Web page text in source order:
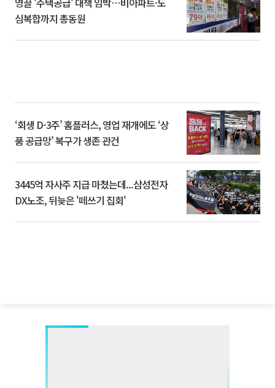
심복합까지 총동원
‘회생 D-3주’ 홈플러스, 영업 재개에도 ‘상
품 공급망’ 복구가 생존 관건
3445억 자사주 지급 마쳤는데...삼성전자
DX노조, 뒤늦은 '떼쓰기 집회'